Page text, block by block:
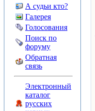
А судьи кто?
Галерея
Голосования
Поиск по
форуму
Обратная
связь
Электронный
каталог
русских